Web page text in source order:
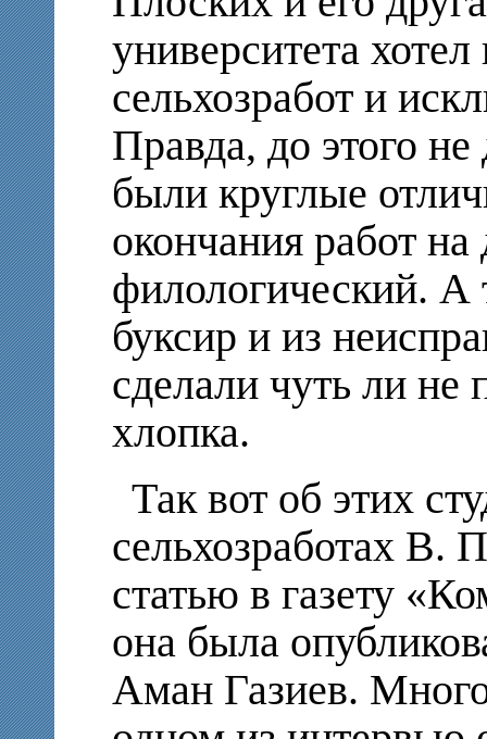
университета хотел
сельхозработ и
Правда, до этого
были круглые
окончания работ на
филологический. А
буксир и из
сделали чуть ли не
хлопка.
Так вот об этих
сельхозработах В.
статью в газету
она была
Аман Газиев. Много